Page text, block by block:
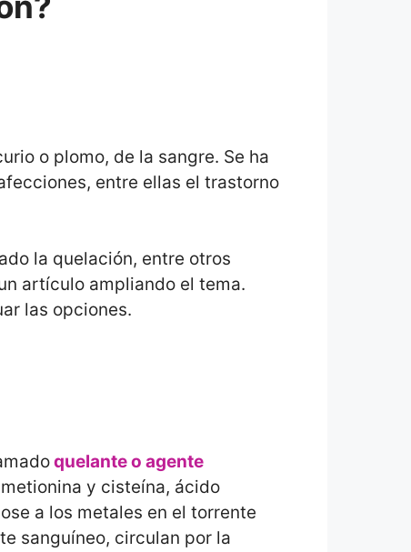
o plomo, de la sangre. Se ha
entre ellas el trastorno
la quelación, entre otros
artículo ampliando el tema.
las opciones.
quelante o agente
y cisteína, ácido
a los metales en el torrente
sanguíneo, circulan por la